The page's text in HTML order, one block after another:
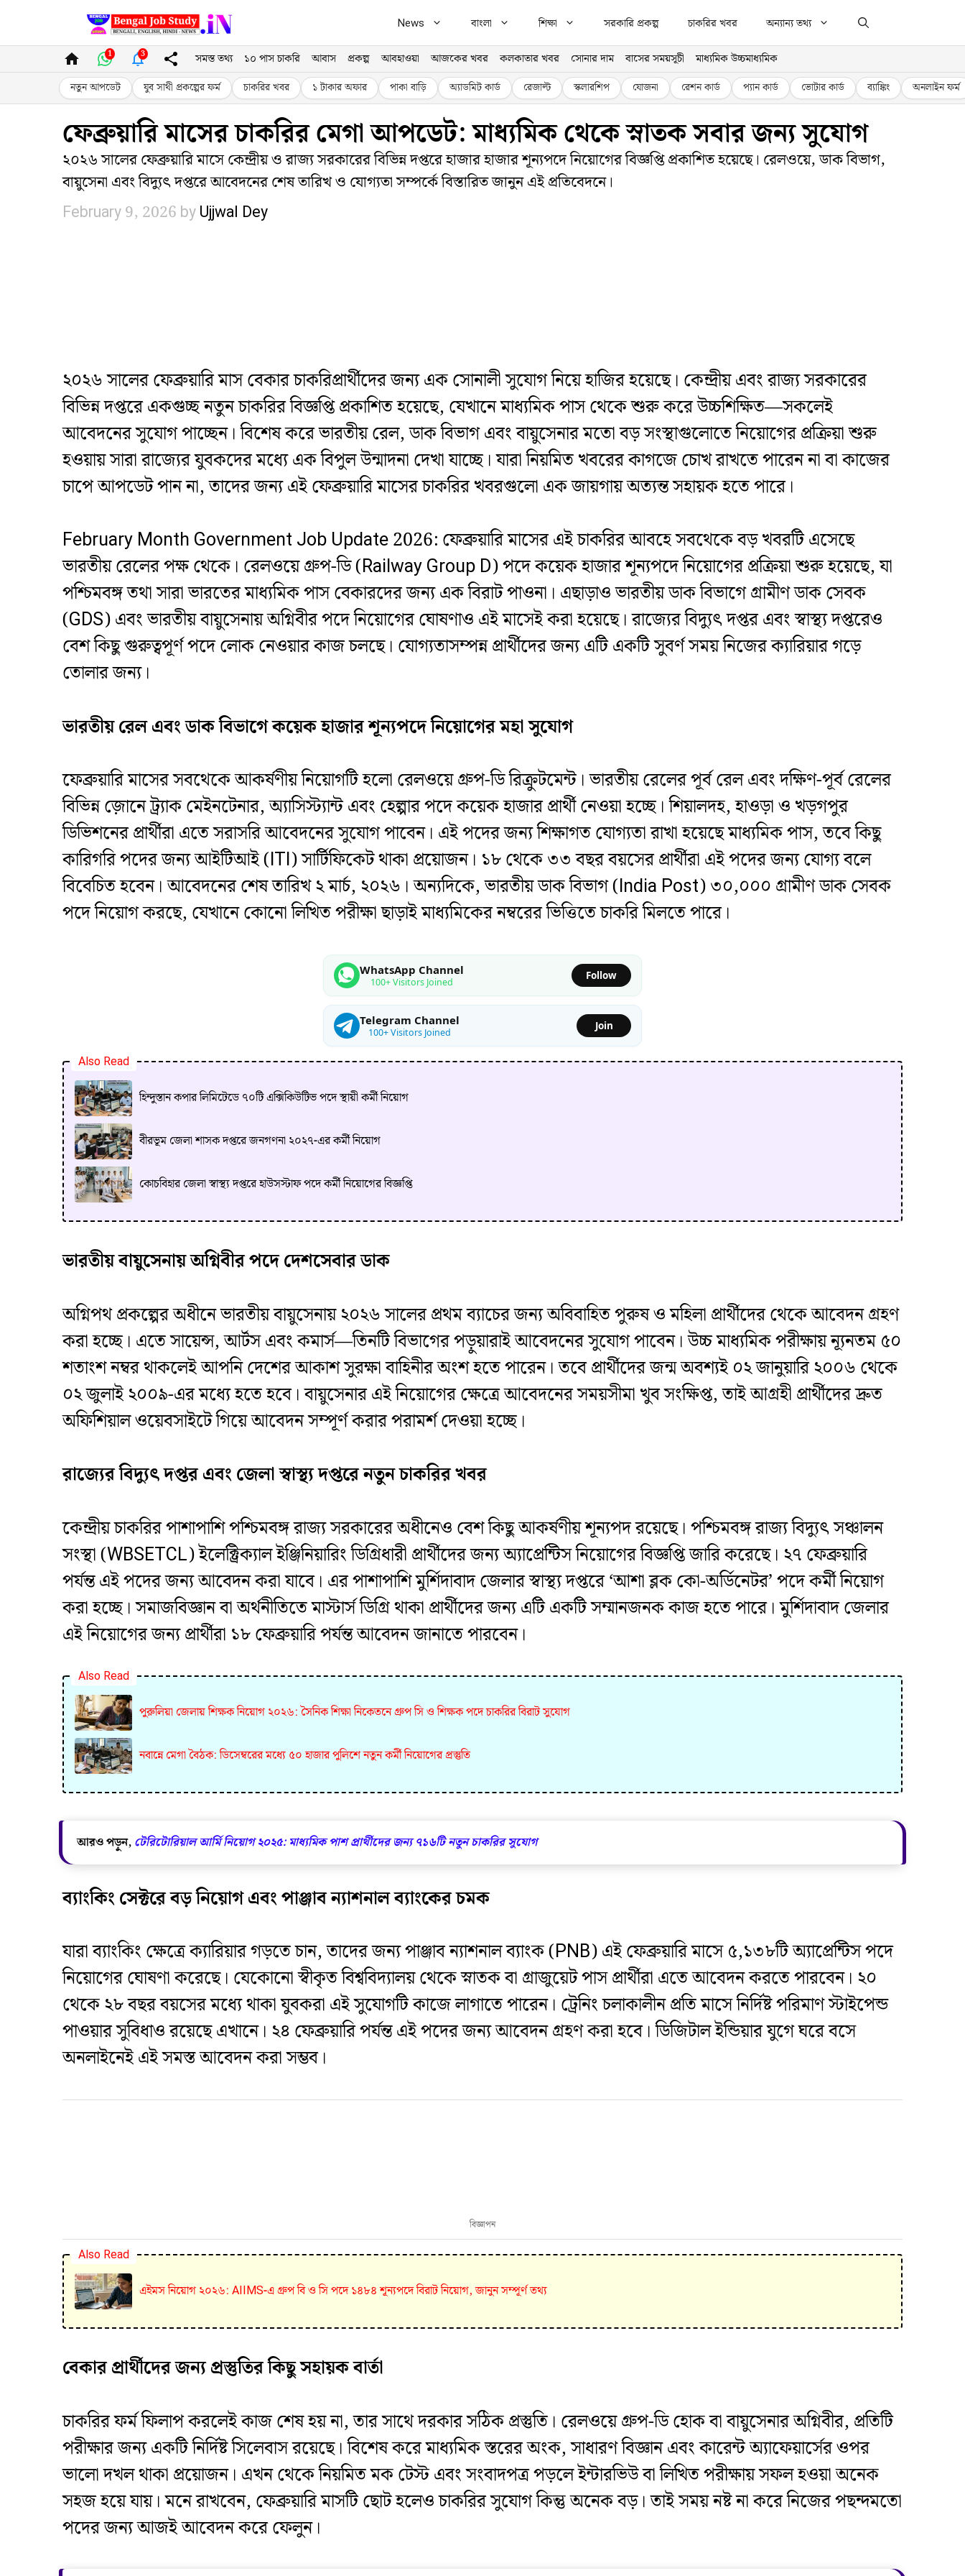
to
content
News বাংলা শিক্ষা সরকারি প্রকল্প চাকরির খবর অন্যান্য তথ্য
1 3 সমস্ত তথ্য ১০ পাস চাকরি আবাস প্রকল্প আবহাওয়া আজকের খবর কলকাতার খবর সোনার দাম বাসের সময়সূচী মাধ্যমিক উচ্চমাধ্যমিক
নতুন আপডেট যুব সাথী প্রকল্পের ফর্ম চাকরির খবর ১ টাকার অফার পাকা বাড়ি অ্যাডমিট কার্ড রেজাল্ট স্কলারশিপ যোজনা রেশন কার্ড প্যান কার্ড ভোটার কার্ড ব্যাঙ্কিং অনলাইন ফর্ম
ফেব্রুয়ারি মাসের চাকরির মেগা আপডেট: মাধ্যমিক থেকে স্নাতক সবার জন্য সুযোগ
২০২৬ সালের ফেব্রুয়ারি মাসে কেন্দ্রীয় ও রাজ্য সরকারের বিভিন্ন দপ্তরে হাজার হাজার শূন্যপদে নিয়োগের বিজ্ঞপ্তি প্রকাশিত হয়েছে। রেলওয়ে, ডাক বিভাগ,
বায়ুসেনা এবং বিদ্যুৎ দপ্তরে আবেদনের শেষ তারিখ ও যোগ্যতা সম্পর্কে বিস্তারিত জানুন এই প্রতিবেদনে।
February 9, 2026 byUjjwal Dey
২০২৬ সালের ফেব্রুয়ারি মাস বেকার চাকরিপ্রার্থীদের জন্য এক সোনালী সুযোগ নিয়ে হাজির হয়েছে। কেন্দ্রীয় এবং রাজ্য সরকারের
বিভিন্ন দপ্তরে একগুচ্ছ নতুন চাকরির বিজ্ঞপ্তি প্রকাশিত হয়েছে, যেখানে মাধ্যমিক পাস থেকে শুরু করে উচ্চশিক্ষিত—সকলেই
আবেদনের সুযোগ পাচ্ছেন। বিশেষ করে ভারতীয় রেল, ডাক বিভাগ এবং বায়ুসেনার মতো বড় সংস্থাগুলোতে নিয়োগের প্রক্রিয়া শুরু
হওয়ায় সারা রাজ্যের যুবকদের মধ্যে এক বিপুল উন্মাদনা দেখা যাচ্ছে। যারা নিয়মিত খবরের কাগজে চোখ রাখতে পারেন না বা কাজের
চাপে আপডেট পান না, তাদের জন্য এই ফেব্রুয়ারি মাসের চাকরির খবরগুলো এক জায়গায় অত্যন্ত সহায়ক হতে পারে।
​February Month Government Job Update 2026: ফেব্রুয়ারি মাসের এই চাকরির আবহে সবথেকে বড় খবরটি এসেছে
ভারতীয় রেলের পক্ষ থেকে। রেলওয়ে গ্রুপ-ডি (Railway Group D) পদে কয়েক হাজার শূন্যপদে নিয়োগের প্রক্রিয়া শুরু হয়েছে, যা
পশ্চিমবঙ্গ তথা সারা ভারতের মাধ্যমিক পাস বেকারদের জন্য এক বিরাট পাওনা। এছাড়াও ভারতীয় ডাক বিভাগে গ্রামীণ ডাক সেবক
(GDS) এবং ভারতীয় বায়ুসেনায় অগ্নিবীর পদে নিয়োগের ঘোষণাও এই মাসেই করা হয়েছে। রাজ্যের বিদ্যুৎ দপ্তর এবং স্বাস্থ্য দপ্তরেও
বেশ কিছু গুরুত্বপূর্ণ পদে লোক নেওয়ার কাজ চলছে। যোগ্যতাসম্পন্ন প্রার্থীদের জন্য এটি একটি সুবর্ণ সময় নিজের ক্যারিয়ার গড়ে
তোলার জন্য।
ভারতীয় রেল এবং ডাক বিভাগে কয়েক হাজার শূন্যপদে নিয়োগের মহা সুযোগ
​ফেব্রুয়ারি মাসের সবথেকে আকর্ষণীয় নিয়োগটি হলো রেলওয়ে গ্রুপ-ডি রিক্রুটমেন্ট। ভারতীয় রেলের পূর্ব রেল এবং দক্ষিণ-পূর্ব রেলের
বিভিন্ন জ়োনে ট্র্যাক মেইনটেনার, অ্যাসিস্ট্যান্ট এবং হেল্পার পদে কয়েক হাজার প্রার্থী নেওয়া হচ্ছে। শিয়ালদহ, হাওড়া ও খড়গপুর
ডিভিশনের প্রার্থীরা এতে সরাসরি আবেদনের সুযোগ পাবেন। এই পদের জন্য শিক্ষাগত যোগ্যতা রাখা হয়েছে মাধ্যমিক পাস, তবে কিছু
কারিগরি পদের জন্য আইটিআই (ITI) সার্টিফিকেট থাকা প্রয়োজন। ১৮ থেকে ৩৩ বছর বয়সের প্রার্থীরা এই পদের জন্য যোগ্য বলে
বিবেচিত হবেন। আবেদনের শেষ তারিখ ২ মার্চ, ২০২৬। অন্যদিকে, ভারতীয় ডাক বিভাগ (India Post) ৩০,০০০ গ্রামীণ ডাক সেবক
পদে নিয়োগ করছে, যেখানে কোনো লিখিত পরীক্ষা ছাড়াই মাধ্যমিকের নম্বরের ভিত্তিতে চাকরি মিলতে পারে।
WhatsApp Channel
100+ Visitors Joined
Follow
Telegram Channel
100+ Visitors Joined
Join
Also Read
হিন্দুস্তান কপার লিমিটেডে ৭০টি এক্সিকিউটিভ পদে স্থায়ী কর্মী নিয়োগ
বীরভূম জেলা শাসক দপ্তরে জনগণনা ২০২৭-এর কর্মী নিয়োগ
কোচবিহার জেলা স্বাস্থ্য দপ্তরে হাউসস্টাফ পদে কর্মী নিয়োগের বিজ্ঞপ্তি
ভারতীয় বায়ুসেনায় অগ্নিবীর পদে দেশসেবার ডাক
​অগ্নিপথ প্রকল্পের অধীনে ভারতীয় বায়ুসেনায় ২০২৬ সালের প্রথম ব্যাচের জন্য অবিবাহিত পুরুষ ও মহিলা প্রার্থীদের থেকে আবেদন গ্রহণ
করা হচ্ছে। এতে সায়েন্স, আর্টস এবং কমার্স—তিনটি বিভাগের পড়ুয়ারাই আবেদনের সুযোগ পাবেন। উচ্চ মাধ্যমিক পরীক্ষায় ন্যূনতম ৫০
শতাংশ নম্বর থাকলেই আপনি দেশের আকাশ সুরক্ষা বাহিনীর অংশ হতে পারেন। তবে প্রার্থীদের জন্ম অবশ্যই ০২ জানুয়ারি ২০০৬ থেকে
০২ জুলাই ২০০৯-এর মধ্যে হতে হবে। বায়ুসেনার এই নিয়োগের ক্ষেত্রে আবেদনের সময়সীমা খুব সংক্ষিপ্ত, তাই আগ্রহী প্রার্থীদের দ্রুত
অফিশিয়াল ওয়েবসাইটে গিয়ে আবেদন সম্পূর্ণ করার পরামর্শ দেওয়া হচ্ছে।
রাজ্যের বিদ্যুৎ দপ্তর এবং জেলা স্বাস্থ্য দপ্তরে নতুন চাকরির খবর
​কেন্দ্রীয় চাকরির পাশাপাশি পশ্চিমবঙ্গ রাজ্য সরকারের অধীনেও বেশ কিছু আকর্ষণীয় শূন্যপদ রয়েছে। পশ্চিমবঙ্গ রাজ্য বিদ্যুৎ সঞ্চালন
সংস্থা (WBSETCL) ইলেক্ট্রিক্যাল ইঞ্জিনিয়ারিং ডিগ্রিধারী প্রার্থীদের জন্য অ্যাপ্রেন্টিস নিয়োগের বিজ্ঞপ্তি জারি করেছে। ২৭ ফেব্রুয়ারি
পর্যন্ত এই পদের জন্য আবেদন করা যাবে। এর পাশাপাশি মুর্শিদাবাদ জেলার স্বাস্থ্য দপ্তরে ‘আশা ব্লক কো-অর্ডিনেটর’ পদে কর্মী নিয়োগ
করা হচ্ছে। সমাজবিজ্ঞান বা অর্থনীতিতে মাস্টার্স ডিগ্রি থাকা প্রার্থীদের জন্য এটি একটি সম্মানজনক কাজ হতে পারে। মুর্শিদাবাদ জেলার
এই নিয়োগের জন্য প্রার্থীরা ১৮ ফেব্রুয়ারি পর্যন্ত আবেদন জানাতে পারবেন।
Also Read
পুরুলিয়া জেলায় শিক্ষক নিয়োগ ২০২৬: সৈনিক শিক্ষা নিকেতনে গ্রুপ সি ও শিক্ষক পদে চাকরির বিরাট সুযোগ
নবান্নে মেগা বৈঠক: ডিসেম্বরের মধ্যে ৫০ হাজার পুলিশে নতুন কর্মী নিয়োগের প্রস্তুতি
আরও পড়ুন, টেরিটোরিয়াল আর্মি নিয়োগ ২০২৫: মাধ্যমিক পাশ প্রার্থীদের জন্য ৭১৬টি নতুন চাকরির সুযোগ
ব্যাংকিং সেক্টরে বড় নিয়োগ এবং পাঞ্জাব ন্যাশনাল ব্যাংকের চমক
​যারা ব্যাংকিং ক্ষেত্রে ক্যারিয়ার গড়তে চান, তাদের জন্য পাঞ্জাব ন্যাশনাল ব্যাংক (PNB) এই ফেব্রুয়ারি মাসে ৫,১৩৮টি অ্যাপ্রেন্টিস পদে
নিয়োগের ঘোষণা করেছে। যেকোনো স্বীকৃত বিশ্ববিদ্যালয় থেকে স্নাতক বা গ্রাজুয়েট পাস প্রার্থীরা এতে আবেদন করতে পারবেন। ২০
থেকে ২৮ বছর বয়সের মধ্যে থাকা যুবকরা এই সুযোগটি কাজে লাগাতে পারেন। ট্রেনিং চলাকালীন প্রতি মাসে নির্দিষ্ট পরিমাণ স্টাইপেন্ড
পাওয়ার সুবিধাও রয়েছে এখানে। ২৪ ফেব্রুয়ারি পর্যন্ত এই পদের জন্য আবেদন গ্রহণ করা হবে। ডিজিটাল ইন্ডিয়ার যুগে ঘরে বসে
অনলাইনেই এই সমস্ত আবেদন করা সম্ভব।
বিজ্ঞাপন
Also Read
এইমস নিয়োগ ২০২৬: AIIMS-এ গ্রুপ বি ও সি পদে ১৪৮৪ শূন্যপদে বিরাট নিয়োগ, জানুন সম্পূর্ণ তথ্য
বেকার প্রার্থীদের জন্য প্রস্তুতির কিছু সহায়ক বার্তা
​চাকরির ফর্ম ফিলাপ করলেই কাজ শেষ হয় না, তার সাথে দরকার সঠিক প্রস্তুতি। রেলওয়ে গ্রুপ-ডি হোক বা বায়ুসেনার অগ্নিবীর, প্রতিটি
পরীক্ষার জন্য একটি নির্দিষ্ট সিলেবাস রয়েছে। বিশেষ করে মাধ্যমিক স্তরের অংক, সাধারণ বিজ্ঞান এবং কারেন্ট অ্যাফেয়ার্সের ওপর
ভালো দখল থাকা প্রয়োজন। এখন থেকে নিয়মিত মক টেস্ট এবং সংবাদপত্র পড়লে ইন্টারভিউ বা লিখিত পরীক্ষায় সফল হওয়া অনেক
সহজ হয়ে যায়। মনে রাখবেন, ফেব্রুয়ারি মাসটি ছোট হলেও চাকরির সুযোগ কিন্তু অনেক বড়। তাই সময় নষ্ট না করে নিজের পছন্দমতো
পদের জন্য আজই আবেদন করে ফেলুন।